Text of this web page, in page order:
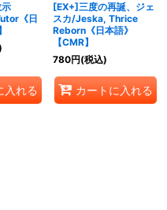
《日
入れる
[EX+]三度の再誕、ジェ
スカ/Jeska, Thrice
Reborn《日本語》
【CMR】
780円(税込)
カートに入れる